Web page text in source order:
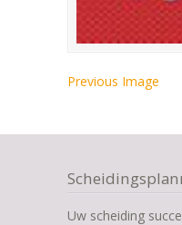
Previous Image
Uw scheiding